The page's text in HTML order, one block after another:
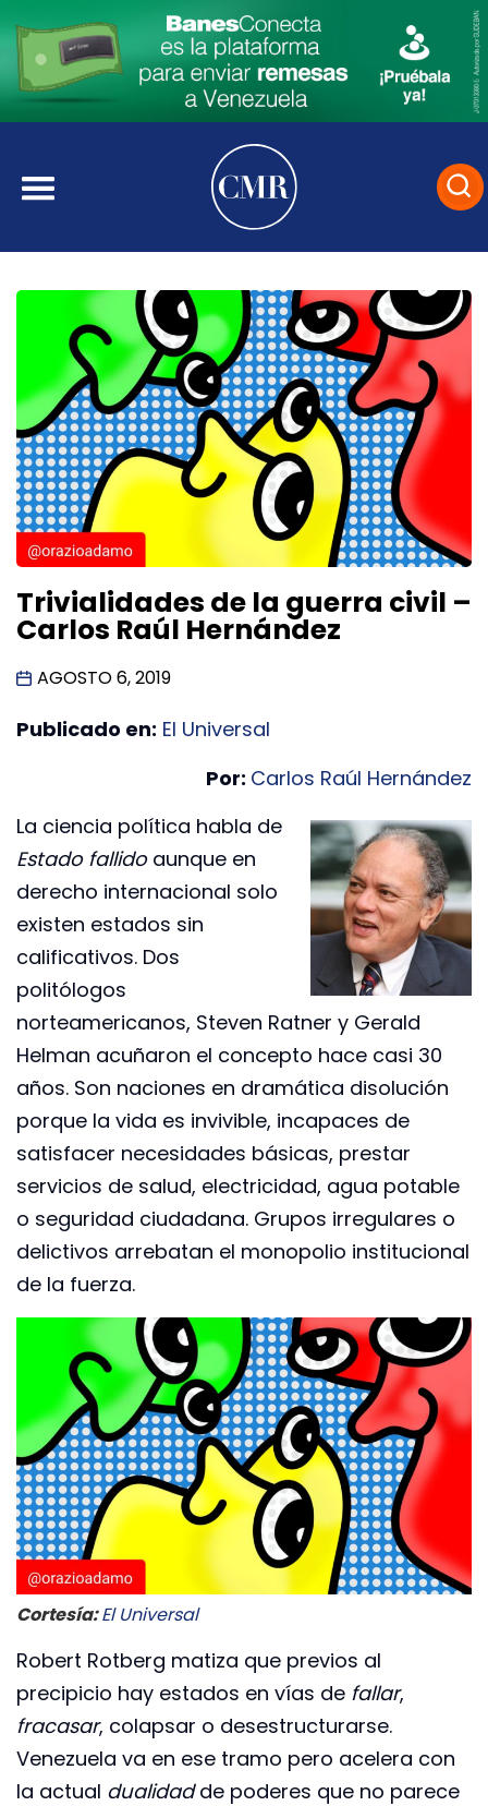
Trivialidades de la guerra civil –
Carlos Raúl Hernández
AGOSTO 6, 2019
Publicado en: El Universal
Por: Carlos Raúl Hernández
La ciencia política habla de
Estado fallidoaunque en
derecho internacional solo
existen estados sin
calificativos. Dos
politólogos
norteamericanos, Steven Ratner y Gerald
Helman acuñaron el concepto hace casi 30
años. Son naciones en dramática disolución
porque la vida es invivible, incapaces de
satisfacer necesidades básicas, prestar
servicios de salud, electricidad, agua potable
o seguridad ciudadana. Grupos irregulares o
delictivos arrebatan el monopolio institucional
de la fuerza.
Cortesía:El Universal
Robert Rotberg matiza que previos al
precipicio hay estados en vías de fallar,
fracasar, colapsar o desestructurarse.
Venezuela va en ese tramo pero acelera con
la actual dualidadde poderes que no parece